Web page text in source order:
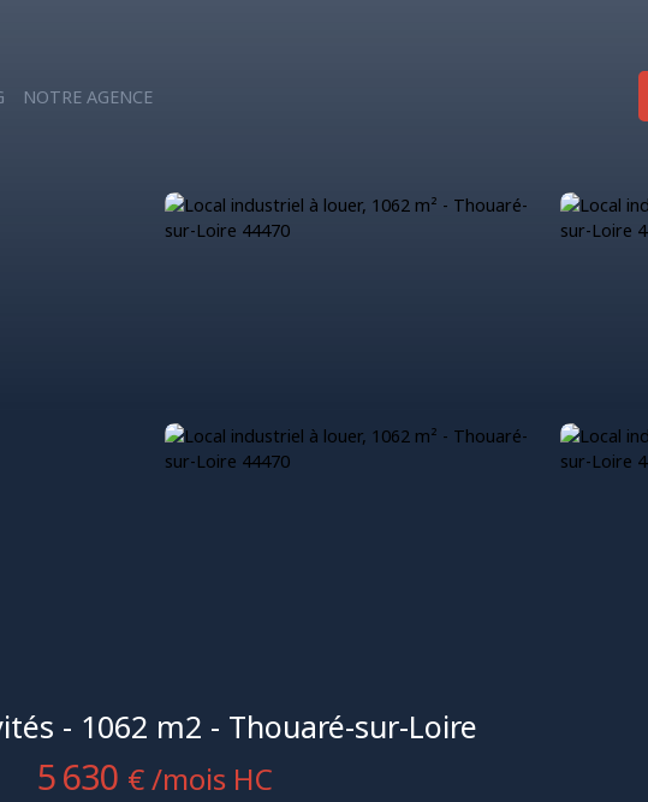
NOTRE AGENCE
- 1062 m2 - Thouaré-sur-Loire
5 630 € /mois HC